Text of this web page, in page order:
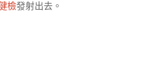
檢發射出去。